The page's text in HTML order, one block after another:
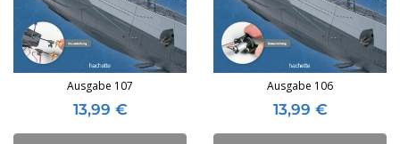
Ausgabe 107
13,99 €
Ausgabe 106
13,99 €